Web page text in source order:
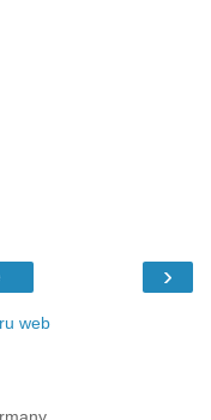
›
web